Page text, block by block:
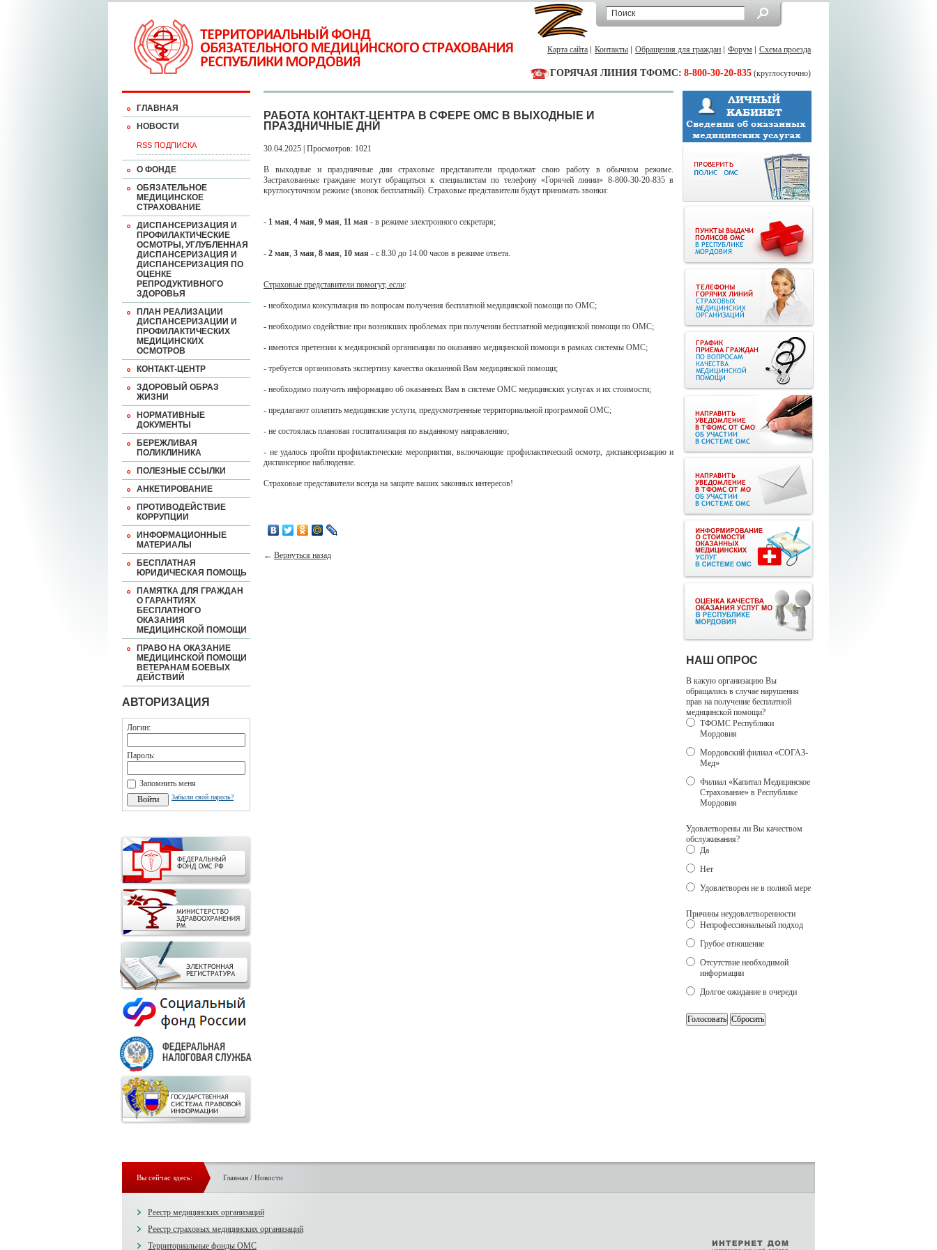
Карта сайта Контакты Обращения для граждан Форум Схема проезда
ГОРЯЧАЯ ЛИНИЯ ТФОМС: 8-800-30-20-835 (круглосуточно)
ГЛАВНАЯ
НОВОСТИ
RSS ПОДПИСКА
О ФОНДЕ
ОБЯЗАТЕЛЬНОЕ
МЕДИЦИНСКОЕ
СТРАХОВАНИЕ
ДИСПАНСЕРИЗАЦИЯ И
ПРОФИЛАКТИЧЕСКИЕ
ОСМОТРЫ, УГЛУБЛЕННАЯ
ДИСПАНСЕРИЗАЦИЯ И
ДИСПАНСЕРИЗАЦИЯ ПО
ОЦЕНКЕ
РЕПРОДУКТИВНОГО
ЗДОРОВЬЯ
ПЛАН РЕАЛИЗАЦИИ
ДИСПАНСЕРИЗАЦИИ И
ПРОФИЛАКТИЧЕСКИХ
МЕДИЦИНСКИХ
ОСМОТРОВ
КОНТАКТ-ЦЕНТР
ЗДОРОВЫЙ ОБРАЗ
ЖИЗНИ
НОРМАТИВНЫЕ
ДОКУМЕНТЫ
БЕРЕЖЛИВАЯ
ПОЛИКЛИНИКА
ПОЛЕЗНЫЕ ССЫЛКИ
АНКЕТИРОВАНИЕ
ПРОТИВОДЕЙСТВИЕ
КОРРУПЦИИ
ИНФОРМАЦИОННЫЕ
МАТЕРИАЛЫ
БЕСПЛАТНАЯ
ЮРИДИЧЕСКАЯ ПОМОЩЬ
ПАМЯТКА ДЛЯ ГРАЖДАН
О ГАРАНТИЯХ
БЕСПЛАТНОГО
ОКАЗАНИЯ
МЕДИЦИНСКОЙ ПОМОЩИ
ПРАВО НА ОКАЗАНИЕ
МЕДИЦИНСКОЙ ПОМОЩИ
ВЕТЕРАНАМ БОЕВЫХ
ДЕЙСТВИЙ
АВТОРИЗАЦИЯ
Логин:
Пароль:
Запомнить меня
Забыли свой пароль?
РАБОТА КОНТАКТ-ЦЕНТРА В СФЕРЕ ОМС В ВЫХОДНЫЕ И
ПРАЗДНИЧНЫЕ ДНИ
30.04.2025 | Просмотров: 1021
В выходные и праздничные дни страховые представители продолжат свою работу в обычном режиме.
Застрахованные граждане могут обращаться к специалистам по телефону «Горячей линии» 8-800-30-20-835 в
круглосуточном режиме (звонок бесплатный). Страховые представители будут принимать звонки:
- 1 мая, 4 мая, 9 мая, 11 мая - в режиме электронного секретаря;
- 2 мая, 3 мая, 8 мая, 10 мая - с 8.30 до 14.00 часов в режиме ответа.
Страховые представители помогут, если:
- необходима консультация по вопросам получения бесплатной медицинской помощи по ОМС;
- необходимо содействие при возникших проблемах при получении бесплатной медицинской помощи по ОМС;
- имеются претензии к медицинской организации по оказанию медицинской помощи в рамках системы ОМС;
- требуется организовать экспертизу качества оказанной Вам медицинской помощи;
- необходимо получить информацию об оказанных Вам в системе ОМС медицинских услугах и их стоимости;
- предлагают оплатить медицинские услуги, предусмотренные территориальной программой ОМС;
- не состоялась плановая госпитализация по выданному направлению;
- не удалось пройти профилактические мероприятия, включающие профилактический осмотр, диспансеризацию и
диспансерное наблюдение.
Страховые представители всегда на защите ваших законных интересов!
← Вернуться назад
НАШ ОПРОС
В какую организацию Вы
обращались в случае нарушения
прав на получение бесплатной
медицинской помощи?
ТФОМС Республики
Мордовия
Мордовский филиал «СОГАЗ-
Мед»
Филиал «Капитал Медицинское
Страхование» в Республике
Мордовия
Удовлетворены ли Вы качеством
обслуживания?
Да
Нет
Удовлетворен не в полной мере
Причины неудовлетворенности
Непрофессиональный подход
Грубое отношение
Отсутствие необходимой
информации
Долгое ожидание в очереди
Вы сейчас здесь: Главная/ Новости
Реестр медицинских организаций
Реестр страховых медицинских организаций
Территориальные фонды ОМС